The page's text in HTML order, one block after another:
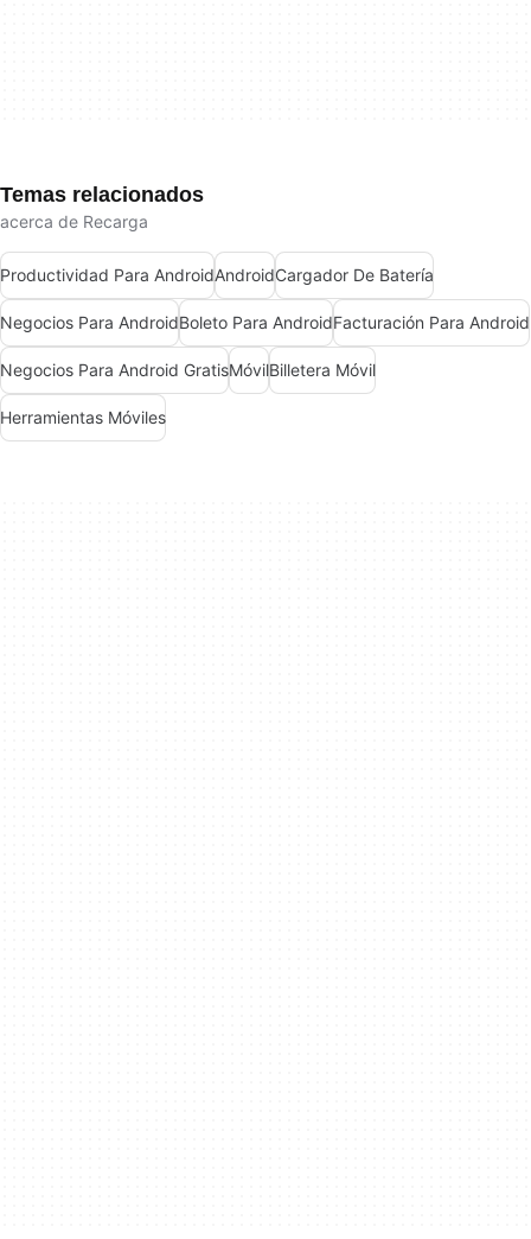
Temas relacionados
acerca de Recarga
Productividad Para AndroidAndroidCargador De Batería
Negocios Para AndroidBoleto Para AndroidFacturación Para Android
Negocios Para Android GratisMóvilBilletera Móvil
Herramientas Móviles